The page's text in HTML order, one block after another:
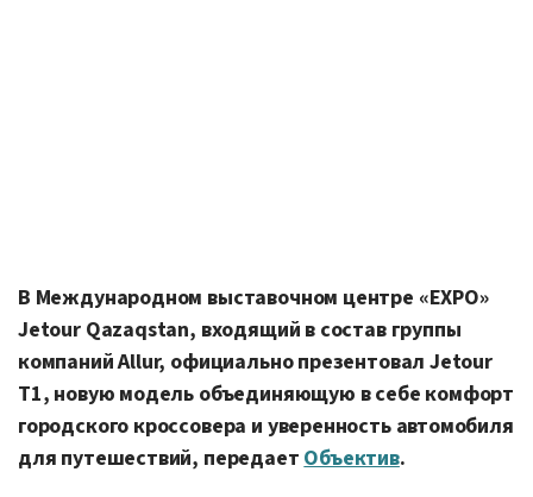
В Международном выставочном центре «EXPO»
Jetour Qazaqstan, входящий в состав группы
компаний Allur, официально презентовал Jetour
T1, новую модель объединяющую в себе комфорт
городского кроссовера и уверенность автомобиля
для путешествий, передает Объектив.